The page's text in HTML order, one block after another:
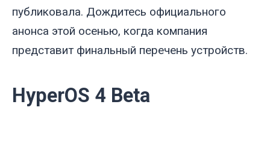
публиковала. Дождитесь официального
анонса этой осенью, когда компания
представит финальный перечень устройств.
HyperOS 4 Beta